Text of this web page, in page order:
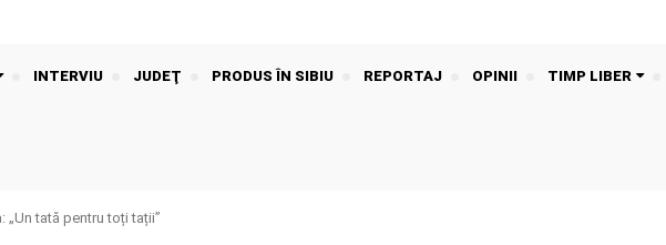
INTERVIU JUDEŢ PRODUS ÎN SIBIU REPORTAJ OPINII TIMP LIBER
„Un tată pentru toți tații”